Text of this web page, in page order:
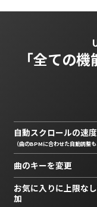
「全ての
自動スクロールの速
（曲のBPMに合わせた自動調整も
曲のキーを変更
お気に入りに上限な
加